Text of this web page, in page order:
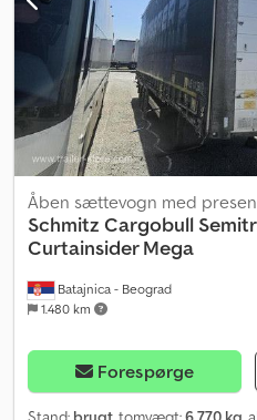
kilometertæller, tilslutningsstik
hævebart tag (hydraulisk),
udvalg af køretøjer finder du på .
vores værdiskabende service
finansieringsmuligheder,
rådgiver dig gerne. Codszrqq
Batajnica - Beograd
1.480 km
Åben sættevogn med
Schmitz Cargobull
Curtainsider Mega
Forespørge